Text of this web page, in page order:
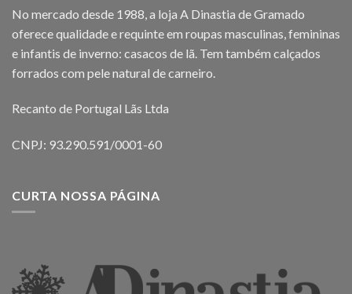
No mercado desde 1988, a loja A Dinastia de Gramado
oferece qualidade e requinte em roupas masculinas, femininas
e infantis de inverno: casacos de lã. Tem também calçados
forrados com pele natural de carneiro.
Recanto de Portugal Lãs Ltda
CNPJ: 93.290.591/0001-60
CURTA NOSSA PÁGINA